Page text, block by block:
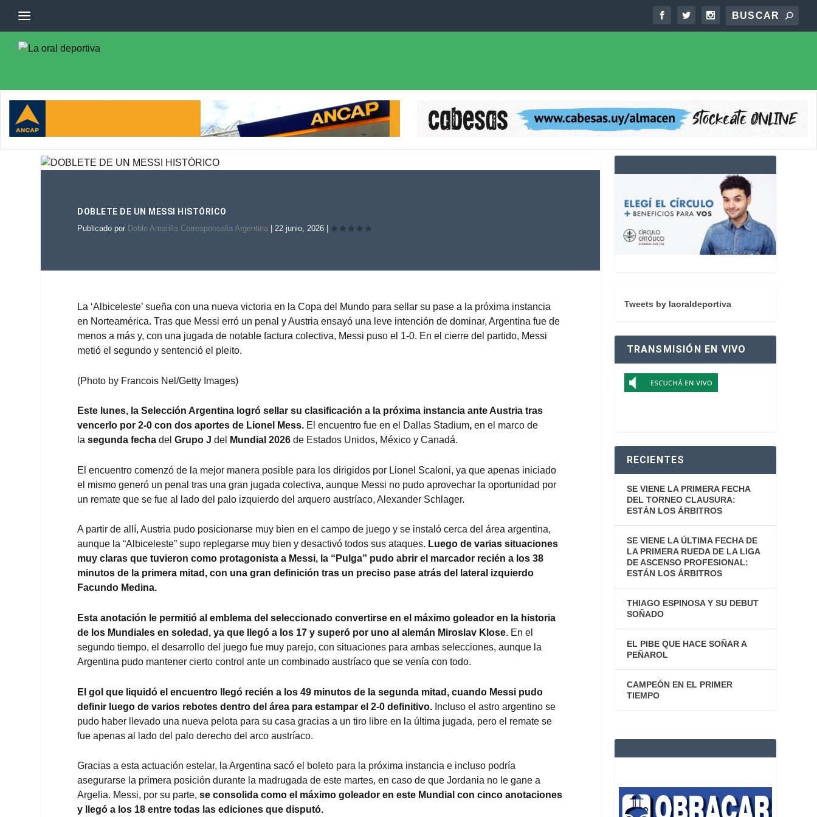
DOBLETE DE UN MESSI HISTÓRICO
Publicado por Doble Amarilla Corresponsalia Argentina |22 junio, 2026
La ‘Albiceleste’ sueña con una nueva victoria en la Copa del Mundo para sellar su pase a la próxima instancia
en Norteamérica. Tras que Messi erró un penal y Austria ensayó una leve intención de dominar, Argentina fue de
menos a más y, con una jugada de notable factura colectiva, Messi puso el 1-0. En el cierre del partido, Messi
metió el segundo y sentenció el pleito.
(Photo by Francois Nel/Getty Images)
Este lunes, laSelección Argentina logró sellar su clasificación a la próxima instancia ante Austria tras
vencerlo por 2-0 con dos aportes de Lionel Mess. El encuentro fue en el Dallas Stadium,en el marco de
la segunda fechadelGrupo Jdel Mundial 2026 de Estados Unidos, México y Canadá.
El encuentro comenzó de la mejor manera posible para los dirigidos por Lionel Scaloni, ya que apenas iniciado
el mismo generó un penal tras una gran jugada colectiva, aunque Messi no pudo aprovechar la oportunidad por
un remate que se fue al lado del palo izquierdo del arquero austríaco, Alexander Schlager.
A partir de allí, Austria pudo posicionarse muy bien en el campo de juego y se instaló cerca del área argentina,
aunque la “Albiceleste” supo replegarse muy bien y desactivó todos sus ataques. Luego de varias situaciones
muy claras que tuvieron como protagonista a Messi, la “Pulga” pudo abrir el marcador recién a los 38
minutos de la primera mitad, con una gran definición tras un preciso pase atrás del lateral izquierdo
Facundo Medina.
Esta anotación le permitió al emblema del seleccionado convertirse en el máximo goleador en la historia
de los Mundiales en soledad, ya que llegó a los 17 y superó por uno al alemán Miroslav Klose. En el
segundo tiempo, el desarrollo del juego fue muy parejo, con situaciones para ambas selecciones, aunque la
Argentina pudo mantener cierto control ante un combinado austríaco que se venía con todo.
El gol que liquidó el encuentro llegó recién a los 49 minutos de la segunda mitad, cuando Messi pudo
definir luego de varios rebotes dentro del área para estampar el 2-0 definitivo. Incluso el astro argentino se
pudo haber llevado una nueva pelota para su casa gracias a un tiro libre en la última jugada, pero el remate se
fue apenas al lado del palo derecho del arco austríaco.
Gracias a esta actuación estelar, la Argentina sacó el boleto para la próxima instancia e incluso podría
asegurarse la primera posición durante la madrugada de este martes, en caso de que Jordania no le gane a
Argelia. Messi, por su parte,se consolida como el máximo goleador en este Mundial con cinco anotaciones
y llegó a los 18 entre todas las ediciones que disputó.
Tweets by laoraldeportiva
TRANSMISIÓN EN VIVO
RECIENTES
SE VIENE LA PRIMERA FECHA
DEL TORNEO CLAUSURA:
ESTÁN LOS ÁRBITROS
SE VIENE LA ÚLTIMA FECHA DE
LA PRIMERA RUEDA DE LA LIGA
DE ASCENSO PROFESIONAL:
ESTÁN LOS ÁRBITROS
THIAGO ESPINOSA Y SU DEBUT
SOÑADO
EL PIBE QUE HACE SOÑAR A
PEÑAROL
CAMPEÓN EN EL PRIMER
TIEMPO